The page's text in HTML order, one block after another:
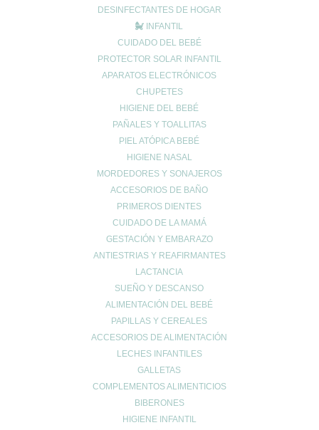
DESINFECTANTES DE HOGAR
INFANTIL
CUIDADO DEL BEBÉ
PROTECTOR SOLAR INFANTIL
APARATOS ELECTRÓNICOS
CHUPETES
HIGIENE DEL BEBÉ
PAÑALES Y TOALLITAS
PIEL ATÓPICA BEBÉ
HIGIENE NASAL
MORDEDORES Y SONAJEROS
ACCESORIOS DE BAÑO
PRIMEROS DIENTES
CUIDADO DE LA MAMÁ
GESTACIÓN Y EMBARAZO
ANTIESTRIAS Y REAFIRMANTES
LACTANCIA
SUEÑO Y DESCANSO
ALIMENTACIÓN DEL BEBÉ
PAPILLAS Y CEREALES
ACCESORIOS DE ALIMENTACIÓN
LECHES INFANTILES
GALLETAS
COMPLEMENTOS ALIMENTICIOS
BIBERONES
HIGIENE INFANTIL
Salud para mayores
UBICACIÓN
Calle Daoiz 9, Puerto de Sagunto - Valencia
CONTACTO